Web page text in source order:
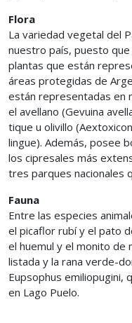
Flora
La variedad vegetal del
nuestro país, puesto
plantas que están
áreas protegidas de
están representadas en
el avellano (Gevuina
tique u olivillo
lingue). Además, posee
los cipresales más
tres parques nacionales
Fauna
Entre las especies
el picaflor rubí y el pato
el huemul y el monito de
listada y la rana verde-
Eupsophus emiliopugini,
en Lago Puelo.